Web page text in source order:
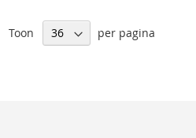
Toon per pagina